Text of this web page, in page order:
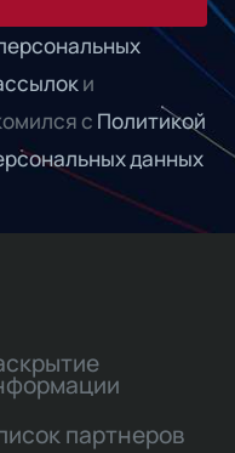
и
с Политикой
данных
партнеров